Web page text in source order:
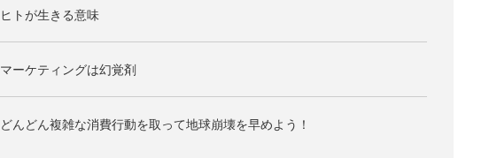
ヒトが生きる意味
マーケティングは幻覚剤
どんどん複雑な消費行動を取って地球崩壊を早めよう！